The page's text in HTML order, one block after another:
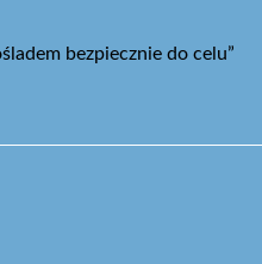
bezpiecznie do celu”